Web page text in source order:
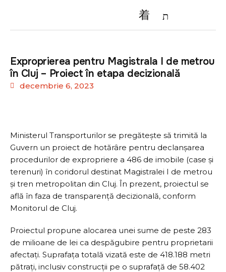
Exproprierea pentru Magistrala I de metrou
în Cluj – Proiect în etapa decizională
decembrie 6, 2023
Ministerul Transporturilor se pregătește să trimită la
Guvern un proiect de hotărâre pentru declanșarea
procedurilor de expropriere a 486 de imobile (case și
terenuri) în coridorul destinat Magistralei I de metrou
și tren metropolitan din Cluj. În prezent, proiectul se
află în faza de transparență decizională, conform
Monitorul de Cluj.
Proiectul propune alocarea unei sume de peste 283
de milioane de lei ca despăgubire pentru proprietarii
afectați. Suprafața totală vizată este de 418.188 metri
pătrați, inclusiv construcții pe o suprafață de 58.402